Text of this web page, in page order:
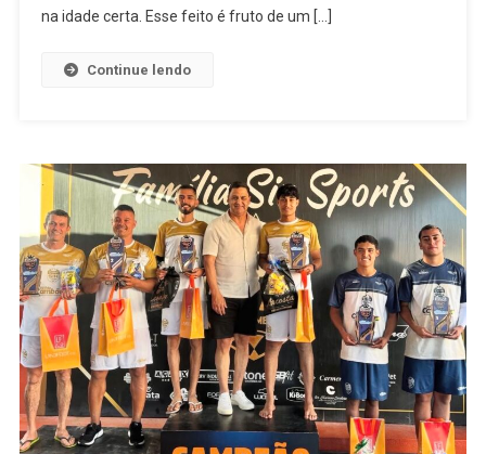
E
na idade certa. Esse feito é fruto de um […]
Continue lendo